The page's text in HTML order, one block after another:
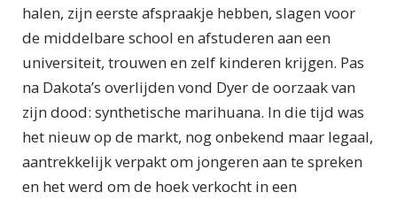
halen, zijn eerste afspraakje hebben, slagen voor
de middelbare school en afstuderen aan een
universiteit, trouwen en zelf kinderen krijgen. Pas
na Dakota’s overlijden vond Dyer de oorzaak van
zijn dood: synthetische marihuana. In die tijd was
het nieuw op de markt, nog onbekend maar legaal,
aantrekkelijk verpakt om jongeren aan te spreken
en het werd om de hoek verkocht in een